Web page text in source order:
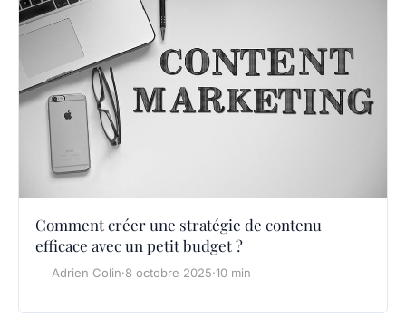
Comment créer une stratégie de contenu
efficace avec un petit budget ?
Adrien Colin·8 octobre 2025·10 min